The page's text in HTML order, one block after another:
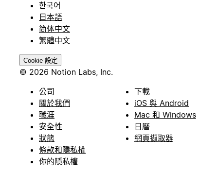
한국어
日本語
简体中文
繁體中文
Cookie 設定
© 2026 Notion Labs, Inc.
公司
關於我們
職涯
安全性
狀態
條款和隱私權
你的隱私權
下載
iOS 與 Android
Mac 和 Windows
日曆
網頁擷取器